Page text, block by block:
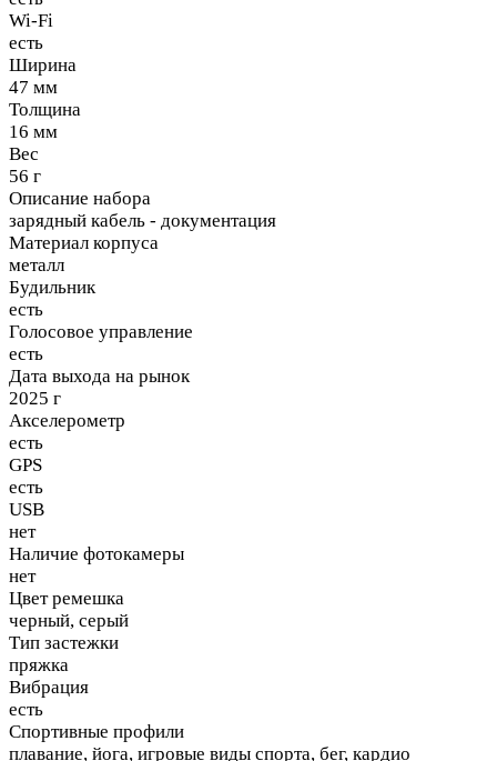
Wi-Fi
есть
Ширина
47 мм
Толщина
16 мм
Вес
56 г
Описание набора
зарядный кабель - документация
Материал корпуса
металл
Будильник
есть
Голосовое управление
есть
Дата выхода на рынок
2025 г
Акселерометр
есть
GPS
есть
USB
нет
Наличие фотокамеры
нет
Цвет ремешка
черный, серый
Тип застежки
пряжка
Вибрация
есть
Спортивные профили
плавание, йога, игровые виды спорта, бег, кардио